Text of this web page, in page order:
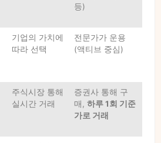
등)
기업의 가치에
따라 선택
전문가가 운용
(액티브 중심)
주식시장 통해
실시간 거래
증권사 통해 구
매, 하루 1회 기준
가로 거래